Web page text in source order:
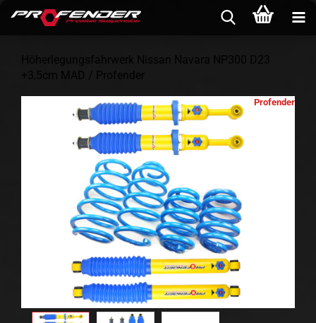
Höherlegungsfahrwerk Nissan Navara NP300 D23
+3,5cm MAD / Profender
Profender